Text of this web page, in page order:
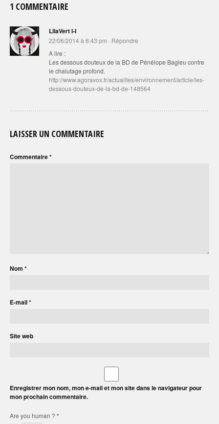
1 COMMENTAIRE
LilaVert I-I
22/06/2014 à 6:43 pm · Répondre
A lire :
Les dessous douteux de la BD de Pénélope Bagieu contre
le chalutage profond.
http://www.agoravox.fr/actualites/environnement/article/les-
dessous-douteux-de-la-bd-de-148564
LAISSER UN COMMENTAIRE
Commentaire*
Nom *
E-mail*
Site web
Enregistrer mon nom, mon e-mail et mon site dans le navigateur pour
mon prochain commentaire.
Are you human ? *